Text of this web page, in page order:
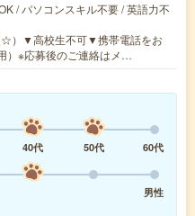
/ パソコンスキル不要 / 英語力不
☆）▼高校生不可▼携帯電話をお
）※応募後のご連絡はメ…
40代 50代
60代
男性